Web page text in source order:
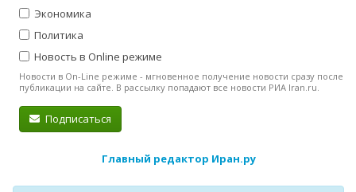
Экономика
Политика
Новость в Online режиме
Новости в On-Line режиме - мгновенное получение новости сразу после
публикации на сайте. В рассылку попадают все новости РИА Iran.ru.
Подписаться
Главный редактор Иран.ру